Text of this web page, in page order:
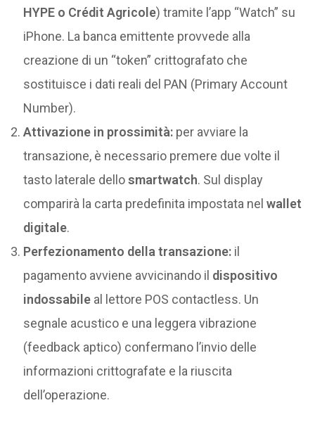
HYPE o Crédit Agricole) tramite l’app “Watch” su
iPhone. La banca emittente provvede alla
creazione di un “token” crittografato che
sostituisce i dati reali del PAN (Primary Account
Number).
Attivazione in prossimità: per avviare la
transazione, è necessario premere due volte il
tasto laterale dellosmartwatch. Sul display
comparirà la carta predefinita impostata nelwallet
digitale.
Perfezionamento della transazione: il
pagamento avviene avvicinando il dispositivo
indossabile al lettore POS contactless. Un
segnale acustico e una leggera vibrazione
(feedback aptico) confermano l’invio delle
informazioni crittografate e la riuscita
dell’operazione.